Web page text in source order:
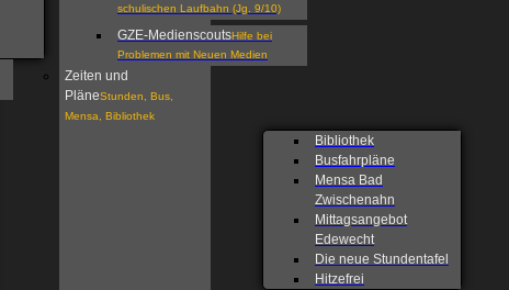
schulischen Laufbahn (Jg. 9/10)
GZE-MedienscoutsHilfe bei
Problemen mit Neuen Medien
Zeiten und
PläneStunden, Bus,
Mensa, Bibliothek
Bibliothek
Busfahrpläne
Mensa Bad
Zwischenahn
Mittagsangebot
Edewecht
Die neue Stundentafel
Hitzefrei